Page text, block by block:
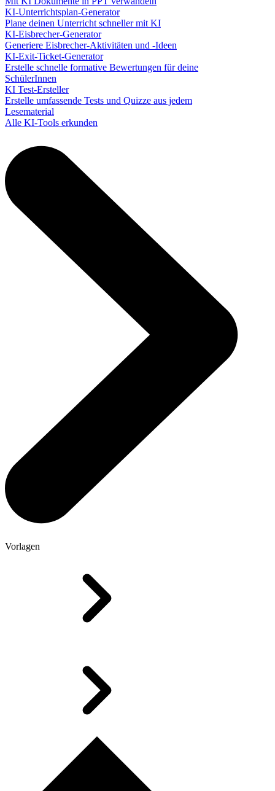
KI-Unterrichtsplan-Generator
Plane deinen Unterricht schneller mit KI
KI-Eisbrecher-Generator
Generiere Eisbrecher-Aktivitäten und -Ideen
KI-Exit-Ticket-Generator
Erstelle schnelle formative Bewertungen für deine
SchülerInnen
KI Test-Ersteller
Erstelle umfassende Tests und Quizze aus jedem
Lesematerial
Alle KI-Tools erkunden
Vorlagen